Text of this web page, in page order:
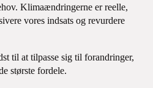
Klimaændringerne er reelle,
vores indsats og revurdere
til at tilpasse sig til forandringer,
største fordele.